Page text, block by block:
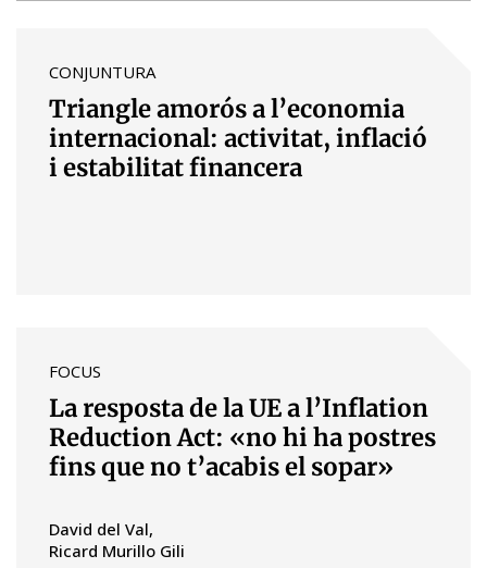
CONJUNTURA
Triangle amorós a l’economia
internacional: activitat, inflació
i estabilitat financera
FOCUS
La resposta de la UE a l’Inflation
Reduction Act: «no hi ha postres
fins que no t’acabis el sopar»
David del Val
Ricard Murillo Gili